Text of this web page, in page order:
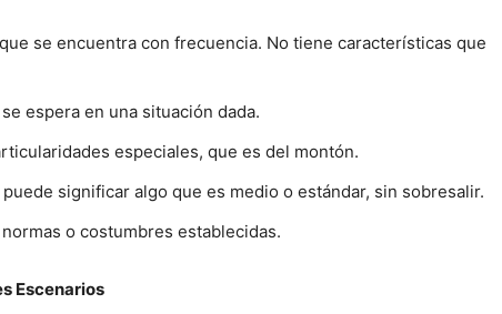
se encuentra con frecuencia. No tiene características que
espera en una situación dada.
especiales, que es del montón.
significar algo que es medio o estándar, sin sobresalir.
o costumbres establecidas.
Escenarios